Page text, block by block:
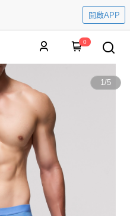
開啟APP
0
1/5